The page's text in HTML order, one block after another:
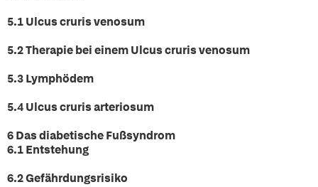
5.1 Ulcus cruris venosum
5.2 Therapie bei einem Ulcus cruris venosum
5.3 Lymphödem
5.4 Ulcus cruris arteriosum
6 Das diabetische Fußsyndrom
6.1 Entstehung
6.2 Gefährdungsrisiko